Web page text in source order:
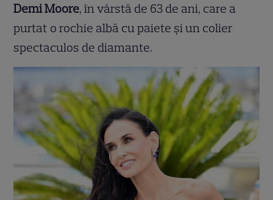
Demi Moore, în vârstă de 63 de ani, care a
purtat o rochie albă cu paiete și un colier
spectaculos de diamante.